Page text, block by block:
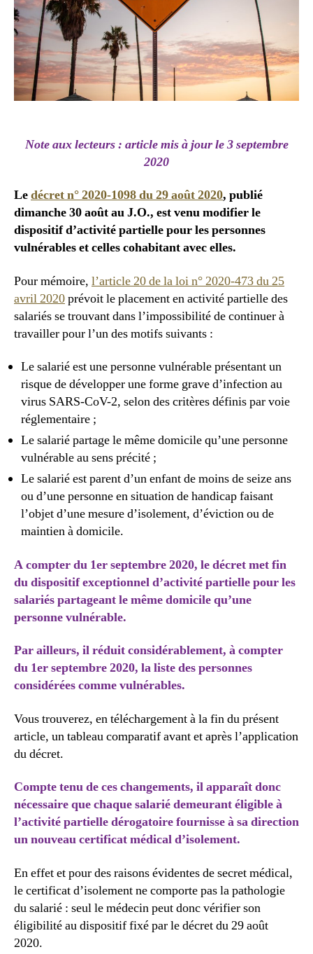
Note aux lecteurs : article mis à jour le 3 septembre
2020
Ledécret n° 2020-1098 du 29 août 2020, publié
dimanche 30 août au J.O., est venu modifier le
dispositif d’activité partielle pour les personnes
vulnérables et celles cohabitant avec elles.
Pour mémoire, l’article 20 de la loi n° 2020-473 du 25
avril 2020prévoit le placement en activité partielle des
salariés se trouvant dans l’impossibilité de continuer à
travailler pour l’un des motifs suivants :
Le salarié est une personne vulnérable présentant un
risque de développer une forme grave d’infection au
virus SARS-CoV-2, selon des critères définis par voie
réglementaire ;
Le salarié partage le même domicile qu’une personne
vulnérable au sens précité ;
Le salarié est parent d’un enfant de moins de seize ans
ou d’une personne en situation de handicap faisant
l’objet d’une mesure d’isolement, d’éviction ou de
maintien à domicile.
A compter du 1er septembre 2020, le décret metfin
du dispositif exceptionnel d’activité partielle pour les
salariés partageant le même domicile qu’une
personne vulnérable.
Par ailleurs, il réduit considérablement, à compter
du 1er septembre 2020, la liste des personnes
considérées comme vulnérables.
Vous trouverez, en téléchargement à la fin du présent
article, un tableau comparatif avant et après l’application
du décret.
Compte tenu de ces changements, il apparaît donc
nécessaire que chaque salarié demeurant éligible à
l’activité partielle dérogatoire fournisse à sa direction
un nouveau certificat médical d’isolement.
En effet et pour des raisons évidentes de secret médical,
le certificat d’isolement ne comporte pas la pathologie
du salarié : seul le médecin peut donc vérifier son
éligibilité au dispositif fixé par le décret du 29 août
2020.